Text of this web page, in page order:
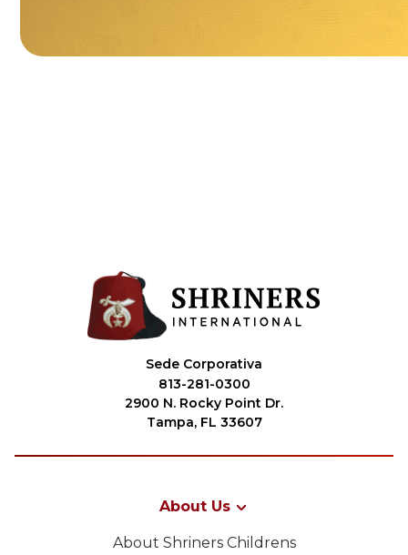
Sede Corporativa
813-281-0300
2900 N. Rocky Point Dr.
Tampa, FL 33607
About Us
About Shriners Childrens